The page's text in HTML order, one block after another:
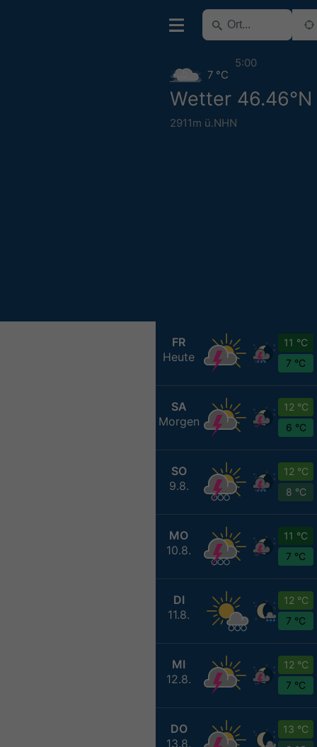
Wetter 46.46°N
2911m ü.NHN
7 °C
5:00
FR
Heute
11 °C
7 °C
SA
Morgen
12 °C
6 °C
SO
9.8.
12 °C
8 °C
MO
10.8.
11 °C
7 °C
DI
11.8.
12 °C
7 °C
MI
12.8.
12 °C
7 °C
DO
13.8.
13 °C